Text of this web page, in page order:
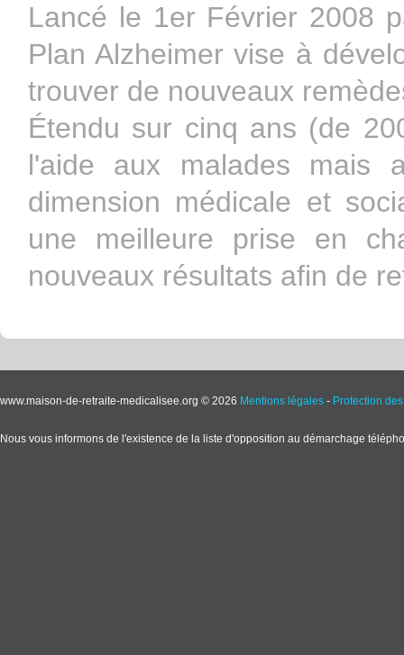
Lancé le 1er Février 2008
Plan Alzheimer vise à
trouver de nouveaux
Étendu sur cinq ans (de
l'aide aux malades mais
dimension médicale et
une meilleure prise en
nouveaux résultats afin de
www.maison-de-retraite-medicalisee.org © 2026 Mentions légales - Protection
Nous vous informons de l'existence de la liste d'opposition au démarchage